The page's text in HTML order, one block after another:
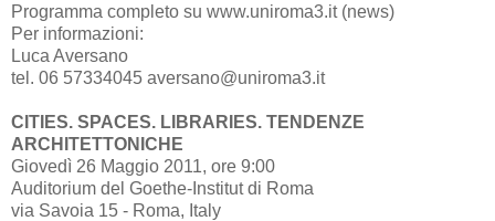
Programma completo su www.uniroma3.it (news)
Per informazioni:
Luca Aversano
tel. 06 57334045 aversano@uniroma3.it
CITIES. SPACES. LIBRARIES. TENDENZE
ARCHITETTONICHE
Giovedì 26 Maggio 2011, ore 9:00
Auditorium del Goethe-Institut di Roma
via Savoia 15 - Roma, Italy